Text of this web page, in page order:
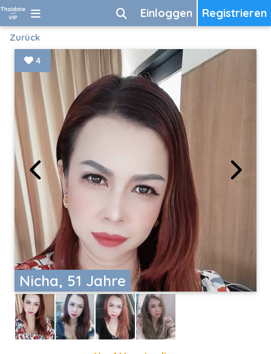
Registrieren
Einloggen
Zurück
Nicha, 51 Jahre
4